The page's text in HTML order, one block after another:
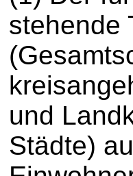
stehende
und
Städte)